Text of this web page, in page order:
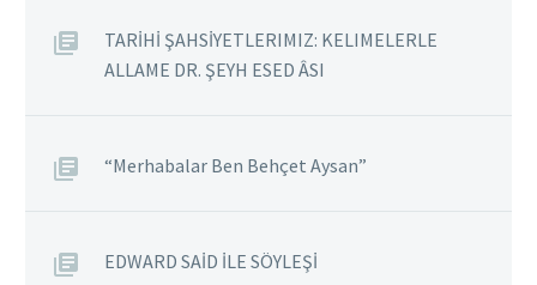
niyetine imal edilir ve
derman niyetine içilir.
ama. Demiş ya atalarımız
Dedelerimiz, zamanında
TARİHİ ŞAHSİYETLERIMIZ: KELIMELERLE
ALLAME DR. ŞEYH ESED ÂSI
“Merhabalar Ben Behçet Aysan”
EDWARD SAİD İLE SÖYLEŞİ